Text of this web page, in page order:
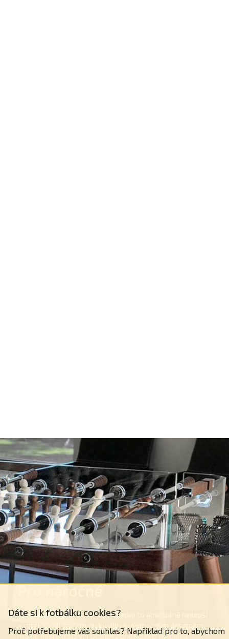
Dáte si k fotbálku cookies?
Proč potřebujeme váš souhlas? Například pro to, abychom
Pro náročné
Pro náročné zákazníky, kteří hledají to absolutně nejlepší
máme naši exkluzivní Design Zone kolekci fotbálků,